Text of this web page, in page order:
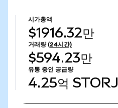
시가총액
$1916.32만
거래량 (24시간)
$594.23만
유통 중인 공급량
4.25억 STORJ